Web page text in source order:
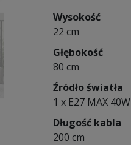
Wysokość
22 cm
Głębokość
80 cm
Źródło światła
1 x E27 MAX 40W
Długość kabla
200 cm